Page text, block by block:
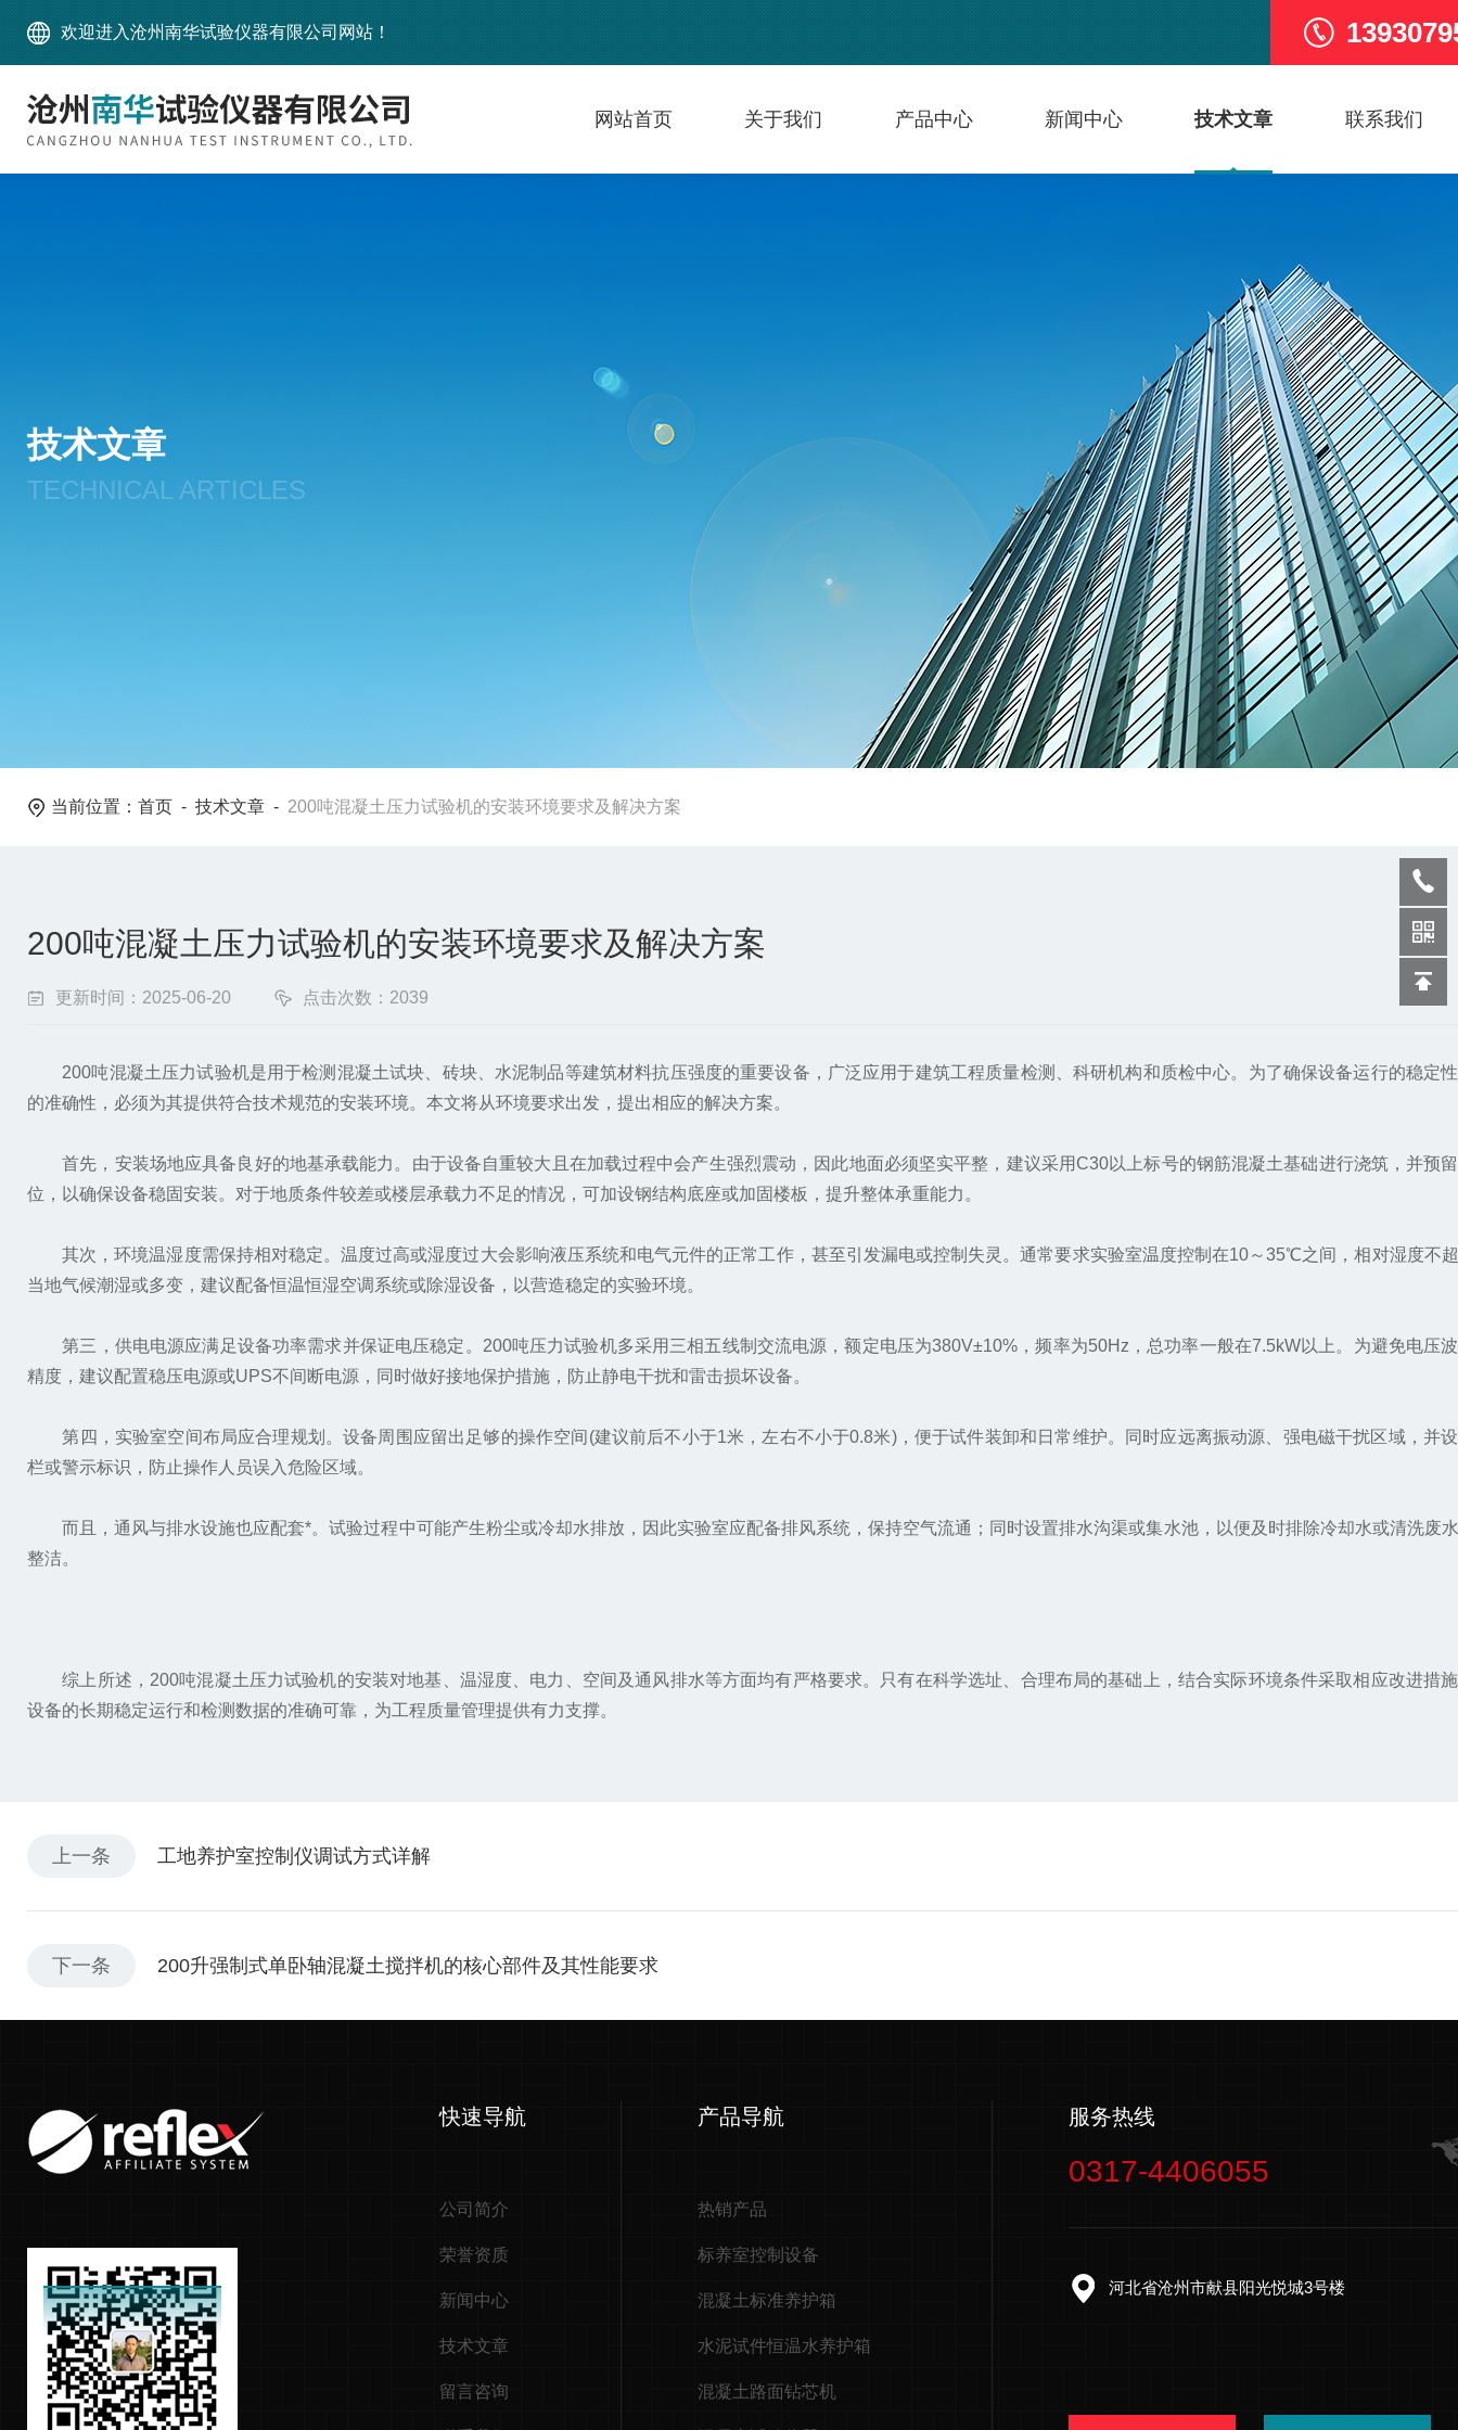
欢迎进入沧州南华试验仪器有限公司网站！
网站首页 关于我们 产品中心 新闻中心 技术文章 联系我们
技术文章
TECHNICAL ARTICLES
当前位置： 首页 - 技术文章 - 200吨混凝土压力试验机的安装环境要求及解决方案
200吨混凝土压力试验机的安装环境要求及解决方案
更新时间：2025-06-20 点击次数：2039
200吨混凝土压力试验机是用于检测混凝土试块、砖块、水泥制品等建筑材料抗压强度的重要设备，广泛应用于建筑工程质量检测、科研机构和质检中心。为了确保设备运行的稳定
的准确性，必须为其提供符合技术规范的安装环境。本文将从环境要求出发，提出相应的解决方案。
首先，安装场地应具备良好的地基承载能力。由于设备自重较大且在加载过程中会产生强烈震动，因此地面必须坚实平整，建议采用C30以上标号的钢筋混凝土基础进行浇筑，并预
位，以确保设备稳固安装。对于地质条件较差或楼层承载力不足的情况，可加设钢结构底座或加固楼板，提升整体承重能力。
其次，环境温湿度需保持相对稳定。温度过高或湿度过大会影响液压系统和电气元件的正常工作，甚至引发漏电或控制失灵。通常要求实验室温度控制在10～35℃之间，相对湿度不
当地气候潮湿或多变，建议配备恒温恒湿空调系统或除湿设备，以营造稳定的实验环境。
第三，供电电源应满足设备功率需求并保证电压稳定。200吨压力试验机多采用三相五线制交流电源，额定电压为380V±10%，频率为50Hz，总功率一般在7.5kW以上。为避免电压
精度，建议配置稳压电源或UPS不间断电源，同时做好接地保护措施，防止静电干扰和雷击损坏设备。
第四，实验室空间布局应合理规划。设备周围应留出足够的操作空间(建议前后不小于1米，左右不小于0.8米)，便于试件装卸和日常维护。同时应远离振动源、强电磁干扰区域，并
栏或警示标识，防止操作人员误入危险区域。
而且，通风与排水设施也应配套*。试验过程中可能产生粉尘或冷却水排放，因此实验室应配备排风系统，保持空气流通；同时设置排水沟渠或集水池，以便及时排除冷却水或清洗废
整洁。
综上所述，200吨混凝土压力试验机的安装对地基、温湿度、电力、空间及通风排水等方面均有严格要求。只有在科学选址、合理布局的基础上，结合实际环境条件采取相应改进措
设备的长期稳定运行和检测数据的准确可靠，为工程质量管理提供有力支撑。
上一条 工地养护室控制仪调试方式详解
下一条 200升强制式单卧轴混凝土搅拌机的核心部件及其性能要求
快速导航
公司简介
荣誉资质
新闻中心
技术文章
留言咨询
产品导航
热销产品
标养室控制设备
混凝土标准养护箱
水泥试件恒温水养护箱
混凝土路面钻芯机
服务热线
0317-4406055
河北省沧州市献县阳光悦城3号楼